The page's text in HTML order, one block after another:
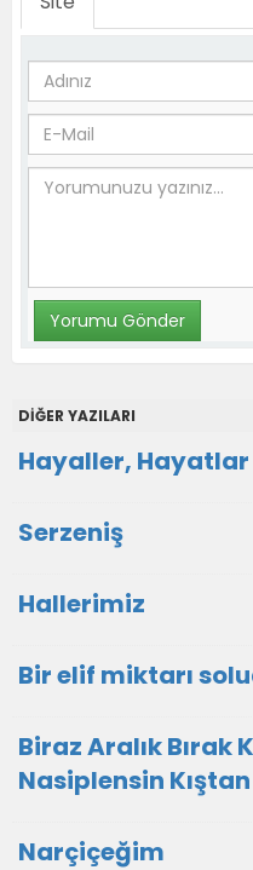
DİĞER YAZILARI
Hayaller,
Serzeniş
Hallerimiz
Bir elif miktarı
Biraz Aralık Bırak
Nasiplensin Kıştan
Narçiçeğim